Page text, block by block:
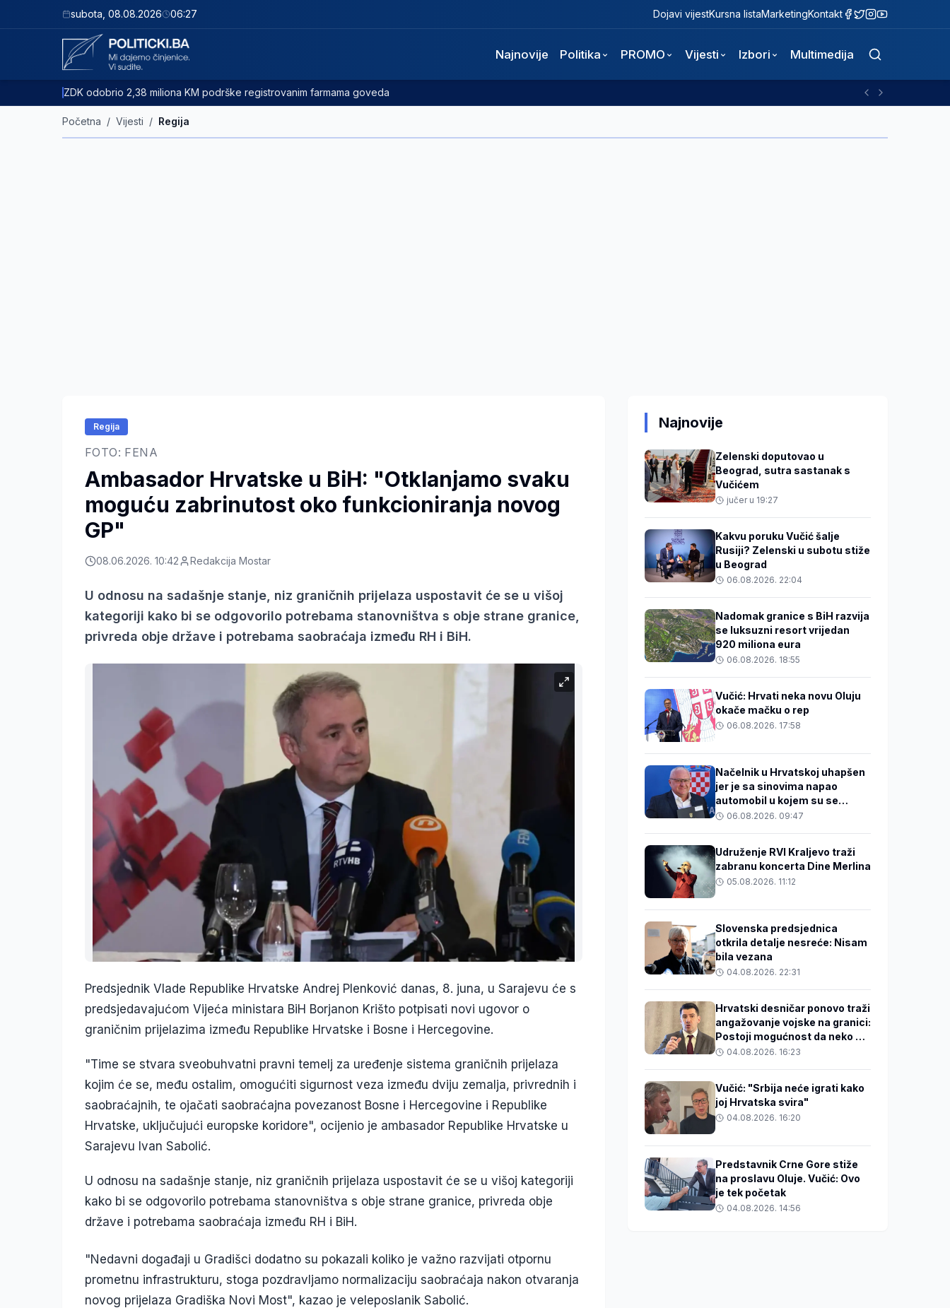
subota 08.08.2026 06:27 Dojavi vijestKursna listaMarketingKontakt
Najnovije Politika PROMO Vijesti Izbori Multimedija
ZDK odobrio 2,38 miliona KM podrške registrovanim farmama goveda
Početna / Vijesti / Regija
Regija
FOTO: FENA
Ambasador Hrvatske u BiH: "Otklanjamo svaku
moguću zabrinutost oko funkcioniranja novog
GP"
08.06.2026. 10:42 Redakcija Mostar
U odnosu na sadašnje stanje, niz graničnih prijelaza uspostavit će se u višoj
kategoriji kako bi se odgovorilo potrebama stanovništva s obje strane granice,
privreda obje države i potrebama saobraćaja između RH i BiH.
Predsjednik Vlade Republike Hrvatske Andrej Plenković danas, 8. juna, u Sarajevu će s
predsjedavajućom Vijeća ministara BiH Borjanon Krišto potpisati novi ugovor o
graničnim prijelazima između Republike Hrvatske i Bosne i Hercegovine.
"Time se stvara sveobuhvatni pravni temelj za uređenje sistema graničnih prijelaza
kojim će se, među ostalim, omogućiti sigurnost veza između dviju zemalja, privrednih i
saobraćajnih, te ojačati saobraćajna povezanost Bosne i Hercegovine i Republike
Hrvatske, uključujući europske koridore", ocijenio je ambasador Republike Hrvatske u
Sarajevu Ivan Sabolić.
U odnosu na sadašnje stanje, niz graničnih prijelaza uspostavit će se u višoj kategoriji
kako bi se odgovorilo potrebama stanovništva s obje strane granice, privreda obje
države i potrebama saobraćaja između RH i BiH.
"Nedavni događaji u Gradišci dodatno su pokazali koliko je važno razvijati otpornu
prometnu infrastrukturu, stoga pozdravljamo normalizaciju saobraćaja nakon otvaranja
novog prijelaza Gradiška Novi Most", kazao je veleposlanik Sabolić.
Najnovije
Zelenski doputovao u
Beograd, sutra sastanak s
Vučićem
jučer u 19:27
Kakvu poruku Vučić šalje
Rusiji? Zelenski u subotu stiže
u Beograd
06.08.2026. 22:04
Nadomak granice s BiH razvija
se luksuzni resort vrijedan
920 miliona eura
06.08.2026. 18:55
Vučić: Hrvati neka novu Oluju
okače mačku o rep
06.08.2026. 17:58
Načelnik u Hrvatskoj uhapšen
jer je sa sinovima napao
automobil u kojem su se
nalazili 31-godišnjak i beba
06.08.2026. 09:47
Udruženje RVI Kraljevo traži
zabranu koncerta Dine Merlina
05.08.2026. 11:12
Slovenska predsjednica
otkrila detalje nesreće: Nisam
bila vezana
04.08.2026. 22:31
Hrvatski desničar ponovo traži
angažovanje vojske na granici:
Postoji mogućnost da neko u
BiH zakuha stvari
04.08.2026. 16:23
Vučić: "Srbija neće igrati kako
joj Hrvatska svira"
04.08.2026. 16:20
Predstavnik Crne Gore stiže
na proslavu Oluje. Vučić: Ovo
je tek početak
04.08.2026. 14:56